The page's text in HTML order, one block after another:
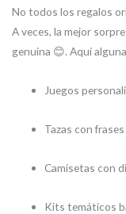
No todos los regalos
A veces, la mejor
genuina 😊. Aquí
Juegos
Tazas con
Camisetas con
Kits temáticos